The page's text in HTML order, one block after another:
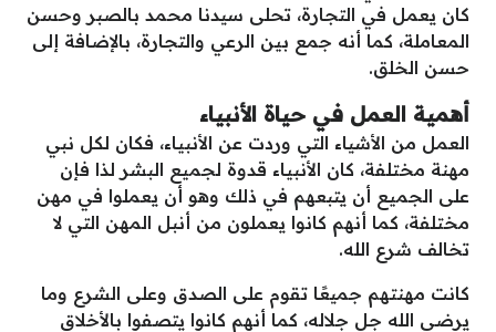
كان يعمل في التجارة، تحلى سيدنا محمد بالصبر وحسن
المعاملة، كما أنه جمع بين الرعي والتجارة، بالإضافة إلى
حسن الخلق.
أهمية العمل في حياة الأنبياء
العمل من الأشياء التي وردت عن الأنبياء، فكان لكل نبي
مهنة مختلفة، كان الأنبياء قدوة لجميع البشر لذا فإن
على الجميع أن يتبعهم في ذلك وهو أن يعملوا في مهن
مختلفة، كما أنهم كانوا يعملون من أنبل المهن التي لا
تخالف شرع الله.
كانت مهنتهم جميعًا تقوم على الصدق وعلى الشرع وما
يرضي الله جل جلاله، كما أنهم كانوا يتصفوا بالأخلاق